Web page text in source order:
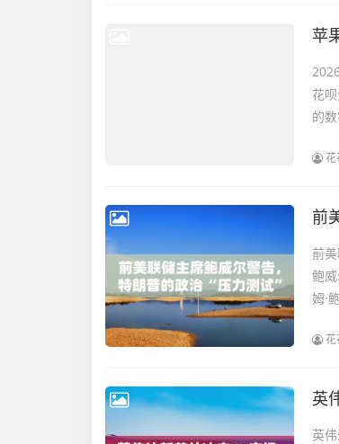
苹
花
的
花
前
鲍
姆·
花
英
英